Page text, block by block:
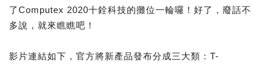
了Computex 2020十銓科技的攤位一輪囉！好了，廢話不
多說，就來瞧瞧吧！
影片連結如下，官方將新產品發布分成三大類：T-